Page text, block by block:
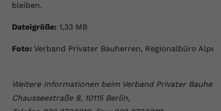
bleiben.
Dateigröße: 1,33 MB
Foto: Verband Privater Bauherren, Regionalbüro
Weitere Informationen beim Verband Privater
Chausseestraße 8, 10115 Berlin,